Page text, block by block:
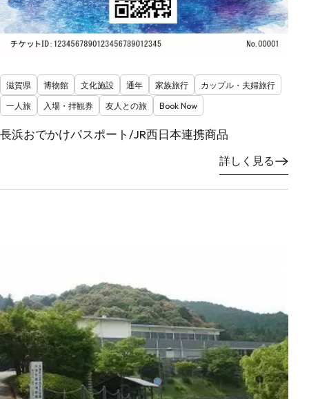
滋賀県 博物館 文化施設 通年 家族旅行
カップル・夫婦旅行
一人旅
入場・拝観券 友人との旅 Book Now
長浜おでかけパスポート/JR西日本連携商品
詳しく見る